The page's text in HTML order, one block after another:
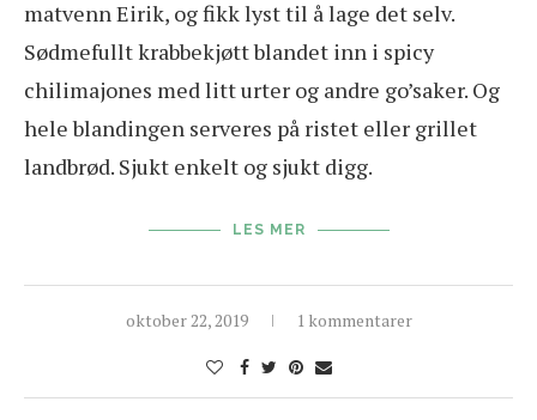
matvenn Eirik, og fikk lyst til å lage det selv.
Sødmefullt krabbekjøtt blandet inn i spicy
chilimajones med litt urter og andre go’saker. Og
hele blandingen serveres på ristet eller grillet
landbrød. Sjukt enkelt og sjukt digg.
LES MER
oktober 22, 2019 1 kommentarer